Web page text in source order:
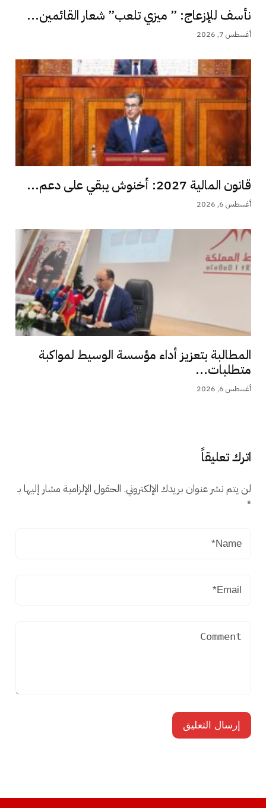
نأسف للإزعاج: ” ميزي تلعب” شعار القائمين...
أغسطس 7, 2026
قانون المالية 2027: أخنوش يبقي على دعم...
أغسطس 6, 2026
المطالبة بتعزيز أداء مؤسسة الوسيط لمواكبة
متطلبات...
أغسطس 6, 2026
اترك تعليقاً
لن يتم نشر عنوان بريدك الإلكتروني. الحقول الإلزامية مشار إليها بـ
*